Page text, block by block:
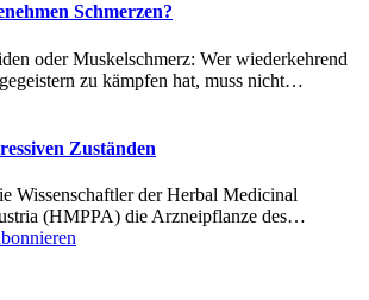
Schmerzen?
oder Muskelschmerz: Wer wiederkehrend
zu kämpfen hat, muss nicht…
Zuständen
Wissenschaftler der Herbal Medicinal
(HMPPA) die Arzneipflanze des…